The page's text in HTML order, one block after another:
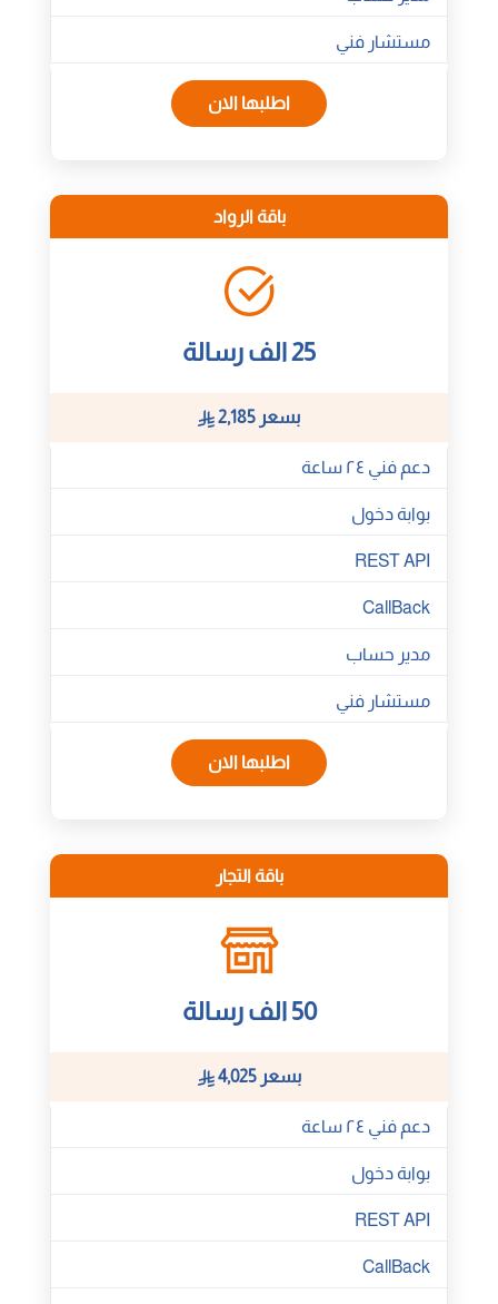
مستشار فني
اطلبها الان
باقة الرواد
25 الف رسالة
بسعر 2,185
دعم فني ٢٤ ساعة
بوابة دخول
REST API
CallBack
مدير حساب
مستشار فني
اطلبها الان
باقة التجار
50 الف رسالة
بسعر 4,025
دعم فني ٢٤ ساعة
بوابة دخول
REST API
CallBack